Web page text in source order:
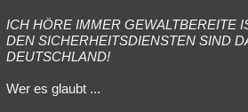
ICH HÖRE IMMER GEWALTBEREITE
DEN SICHERHEITSDIENSTEN SIND
DEUTSCHLAND!
Wer es glaubt ...